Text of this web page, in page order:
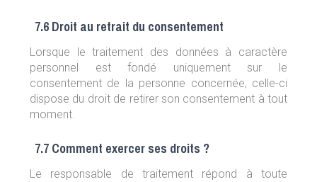
7.6 Droit au retrait du consentement
Lorsque le traitement des données à caractère
personnel est fondé uniquement sur le
consentement de la personne concernée, celle-ci
dispose du droit de retirer son consentement à tout
moment.
7.7 Comment exercer ses droits ?
Le responsable de traitement répond à toute